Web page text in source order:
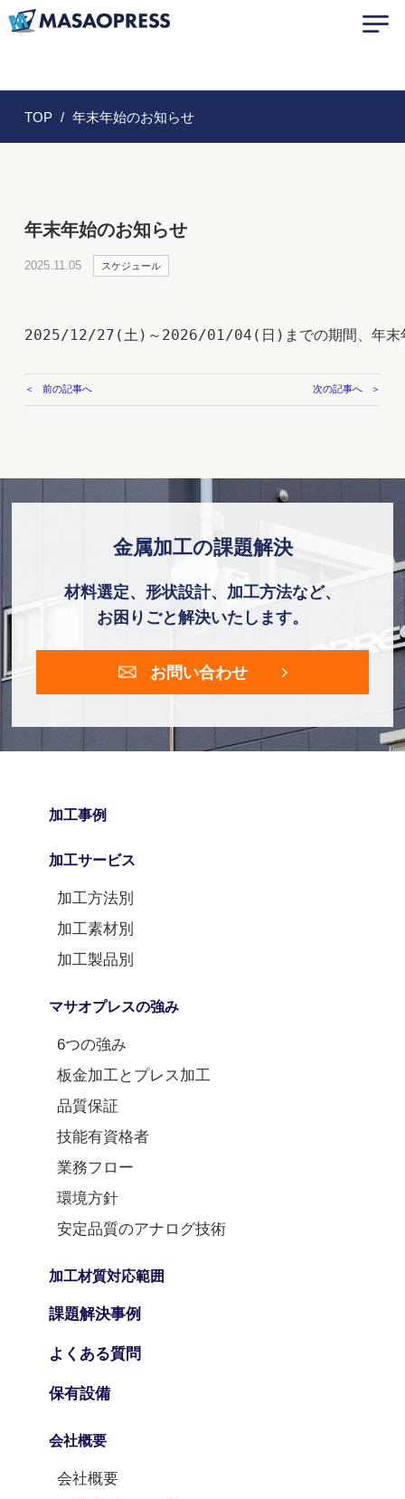
TOP 年末年始のお知らせ
年末年始のお知らせ
2025.11.05 スケジュール
2025/12/27(土)～2026/01/04(日)までの期間、年末年
前の記事へ 次の記事へ
金属加工の課題解決
材料選定、形状設計、加工方法など、
お困りごと解決いたします。
お問い合わせ
加工事例
加工サービス
加工方法別
加工素材別
加工製品別
マサオプレスの強み
6つの強み
板金加工とプレス加工
品質保証
技能有資格者
業務フロー
環境方針
安定品質のアナログ技術
加工材質対応範囲
課題解決事例
よくある質問
保有設備
会社概要
会社概要